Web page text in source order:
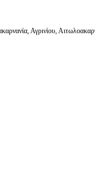
Αγρινίου,